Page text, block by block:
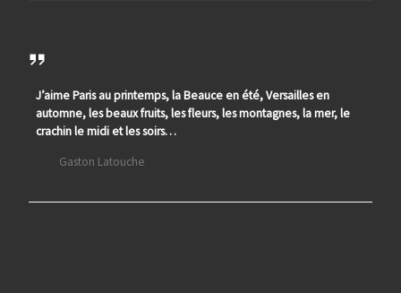
J’aime Paris au printemps, la Beauce en été, Versailles en
automne, les beaux fruits, les fleurs, les montagnes, la mer, le
crachin le midi et les soirs…
Gaston Latouche